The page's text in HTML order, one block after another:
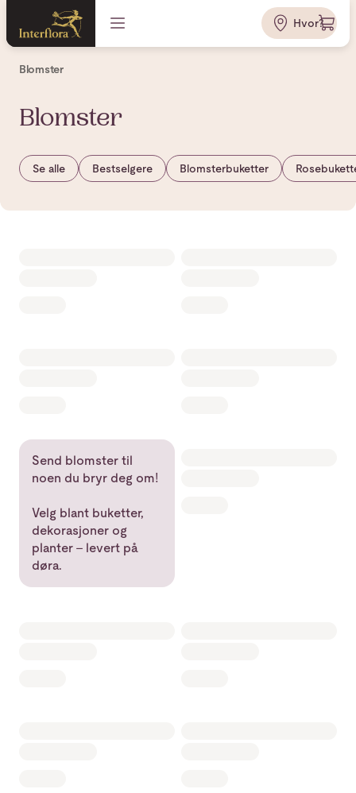
Hvor?
Blomster
Blomster
Se alle Bestselgere Blomsterbuketter
Send blomster til
noen du bryr deg om!
Velg blant buketter,
dekorasjoner og
planter – levert på
døra.